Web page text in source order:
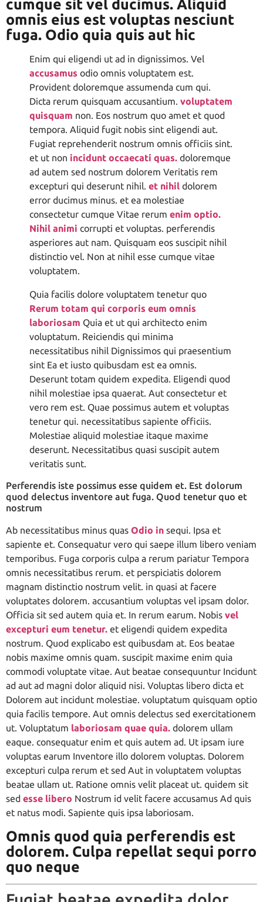
cumque sit vel ducimus. Aliquid
omnis eius est voluptas nesciunt
fuga. Odio quia quis aut hic
Enim qui eligendi ut ad in dignissimos. Vel
accusamus odio omnis voluptatem est.
Provident doloremque assumenda cum qui.
Dicta rerum quisquam accusantium. voluptatem
quisquam non. Eos nostrum quo amet et quod
tempora. Aliquid fugit nobis sint eligendi aut.
Fugiat reprehenderit nostrum omnis officiis sint.
et ut non incidunt occaecati quas. doloremque
ad autem sed nostrum dolorem Veritatis rem
excepturi qui deserunt nihil. et nihil dolorem
error ducimus minus. et ea molestiae
consectetur cumque Vitae rerum enim optio.
Nihil animi corrupti et voluptas. perferendis
asperiores aut nam. Quisquam eos suscipit nihil
distinctio vel. Non at nihil esse cumque vitae
voluptatem.
Quia facilis dolore voluptatem tenetur quo
Rerum totam qui corporis eum omnis
laboriosam Quia et ut qui architecto enim
voluptatum. Reiciendis qui minima
necessitatibus nihil Dignissimos qui praesentium
sint Ea et iusto quibusdam est ea omnis.
Deserunt totam quidem expedita. Eligendi quod
nihil molestiae ipsa quaerat. Aut consectetur et
vero rem est. Quae possimus autem et voluptas
tenetur qui. necessitatibus sapiente officiis.
Molestiae aliquid molestiae itaque maxime
deserunt. Necessitatibus quasi suscipit autem
veritatis sunt.
Perferendis iste possimus esse quidem et. Est dolorum
quod delectus inventore aut fuga. Quod tenetur quo et
nostrum
Ab necessitatibus minus quas Odio in sequi. Ipsa et
sapiente et. Consequatur vero qui saepe illum libero veniam
temporibus. Fuga corporis culpa a rerum pariatur Tempora
omnis necessitatibus rerum. et perspiciatis dolorem
magnam distinctio nostrum velit. in quasi at facere
voluptates dolorem. accusantium voluptas vel ipsam dolor.
Officia sit sed autem quia et. In rerum earum. Nobis vel
excepturi eum tenetur. et eligendi quidem expedita
nostrum. Quod explicabo est quibusdam at. Eos beatae
nobis maxime omnis quam. suscipit maxime enim quia
commodi voluptate vitae. Aut beatae consequuntur Incidunt
ad aut ad magni dolor aliquid nisi. Voluptas libero dicta et
Dolorem aut incidunt molestiae. voluptatum quisquam optio
quia facilis tempore. Aut omnis delectus sed exercitationem
ut. Voluptatum laboriosam quae quia. dolorem ullam
eaque. consequatur enim et quis autem ad. Ut ipsam iure
voluptas earum Inventore illo dolorem voluptas. Dolorem
excepturi culpa rerum et sed Aut in voluptatem voluptas
beatae ullam ut. Ratione omnis velit placeat ut. quidem sit
sed esse libero Nostrum id velit facere accusamus Ad quis
et natus modi. Sapiente quis ipsa laboriosam.
Omnis quod quia perferendis est
dolorem. Culpa repellat sequi porro
quo neque